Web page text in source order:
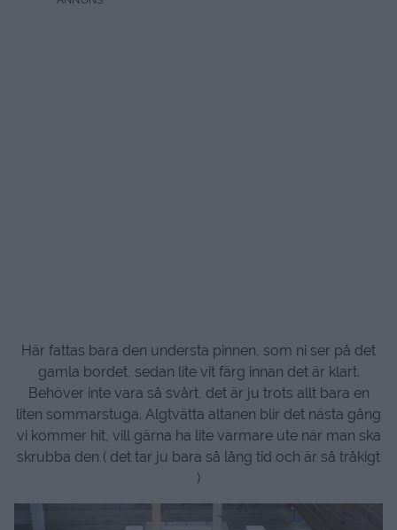
Här fattas bara den understa pinnen, som ni ser på det
gamla bordet, sedan lite vit färg innan det är klart.
Behöver inte vara så svårt, det är ju trots allt bara en
liten sommarstuga. Algtvätta altanen blir det nästa gång
vi kommer hit, vill gärna ha lite varmare ute när man ska
skrubba den ( det tar ju bara så lång tid och är så tråkigt
)